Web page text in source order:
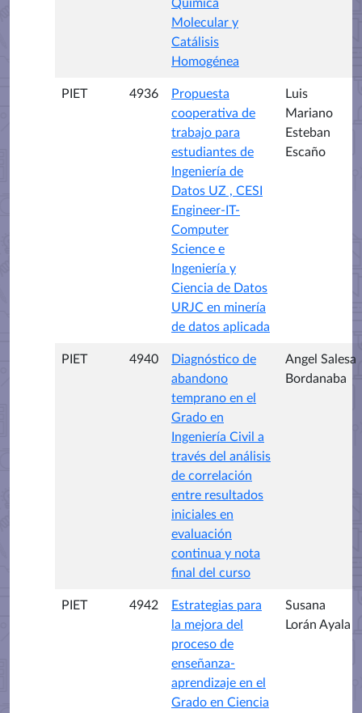
Química
Molecular y
Catálisis
Homogénea
PIET 4936
Propuesta
cooperativa de
trabajo para
estudiantes de
Ingeniería de
Datos UZ , CESI
Engineer-IT-
Computer
Science e
Ingeniería y
Ciencia de Datos
URJC en minería
de datos aplicada
Luis
Mariano
Esteban
Escaño
PIET 4940
Diagnóstico de
abandono
temprano en el
Grado en
Ingeniería Civil a
través del análisis
de correlación
entre resultados
iniciales en
evaluación
continua y nota
final del curso
Angel Salesa
Bordanaba
PIET 4942
Estrategias para
la mejora del
proceso de
enseñanza-
aprendizaje en el
Grado en Ciencia
Susana
Lorán Ayala